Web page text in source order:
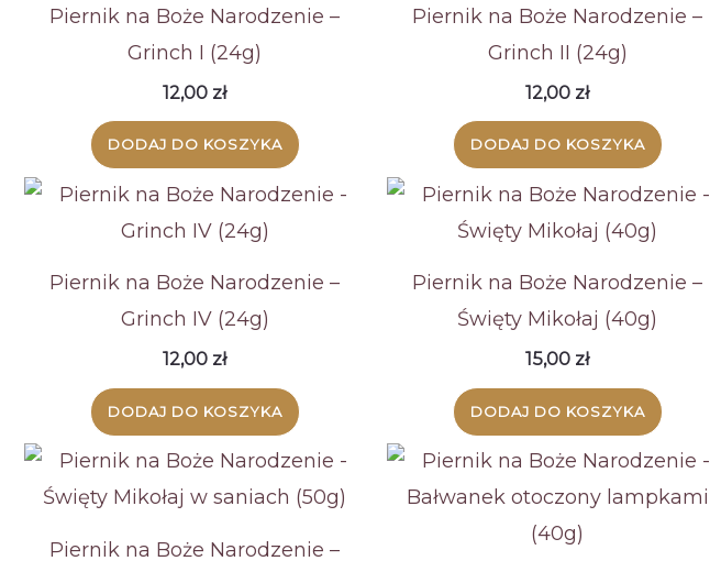
Piernik na Boże Narodzenie –
Grinch I (24g)
12,00 zł
DODAJ DO KOSZYKA
Piernik na Boże Narodzenie –
Grinch II (24g)
12,00 zł
DODAJ DO KOSZYKA
Piernik na Boże Narodzenie –
Grinch IV (24g)
12,00 zł
DODAJ DO KOSZYKA
Piernik na Boże Narodzenie –
Święty Mikołaj (40g)
15,00 zł
DODAJ DO KOSZYKA
Piernik na Boże Narodzenie –